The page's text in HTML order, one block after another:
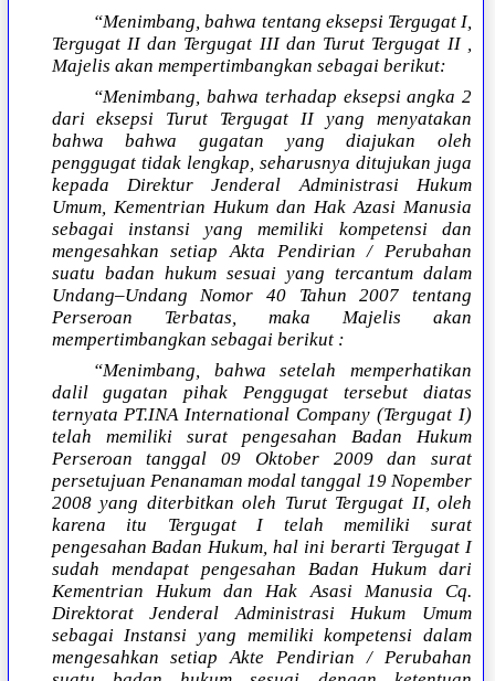
“Menimbang, bahwa tentang eksepsi Tergugat I,
Tergugat II dan Tergugat III dan Turut Tergugat II ,
Majelis akan mempertimbangkan sebagai berikut:
“Menimbang, bahwa terhadap eksepsi angka 2
dari eksepsi Turut Tergugat II yang menyatakan
bahwa bahwa gugatan yang diajukan oleh
penggugat tidak lengkap, seharusnya ditujukan juga
kepada Direktur Jenderal Administrasi Hukum
Umum, Kementrian Hukum dan Hak Azasi Manusia
sebagai instansi yang memiliki kompetensi dan
mengesahkan setiap Akta Pendirian / Perubahan
suatu badan hukum sesuai yang tercantum dalam
Undang–Undang Nomor 40 Tahun 2007 tentang
Perseroan Terbatas, maka Majelis akan
mempertimbangkan sebagai berikut :
“Menimbang, bahwa setelah memperhatikan
dalil gugatan pihak Penggugat tersebut diatas
ternyata PT.INA International Company (Tergugat I)
telah memiliki surat pengesahan Badan Hukum
Perseroan tanggal 09 Oktober 2009 dan surat
persetujuan Penanaman modal tanggal 19 Nopember
2008 yang diterbitkan oleh Turut Tergugat II, oleh
karena itu Tergugat I telah memiliki surat
pengesahan Badan Hukum, hal ini berarti Tergugat I
sudah mendapat pengesahan Badan Hukum dari
Kementrian Hukum dan Hak Asasi Manusia Cq.
Direktorat Jenderal Administrasi Hukum Umum
sebagai Instansi yang memiliki kompetensi dalam
mengesahkan setiap Akte Pendirian / Perubahan